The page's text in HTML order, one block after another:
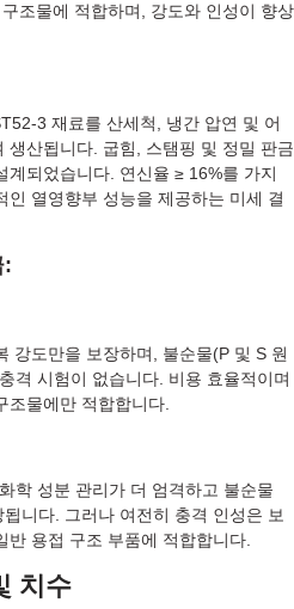
조물에 적합하며, 강도와 인성이 향상
3 재료를 산세척, 냉간 압연 및 어
생산됩니다. 굽힘, 스탬핑 및 정밀 판금
계되었습니다. 연신율 ≥ 16%를 가지
인 열영향부 성능을 제공하는 미세 결
:
강도만을 보장하며, 불순물(P 및 S 원
격 시험이 없습니다. 비용 효율적이며
조물에만 적합합니다.
학 성분 관리가 더 엄격하고 불순물
니다. 그러나 여전히 충격 인성은 보
반 용접 구조 부품에 적합합니다.
치수